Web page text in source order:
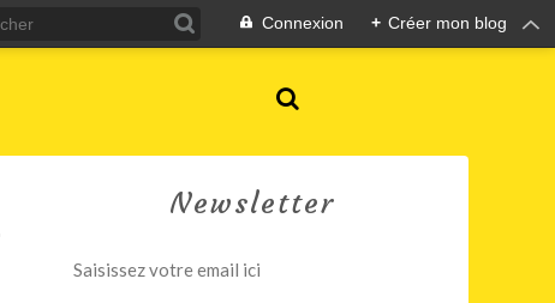
Connexion + Créer mon blog
Newsletter